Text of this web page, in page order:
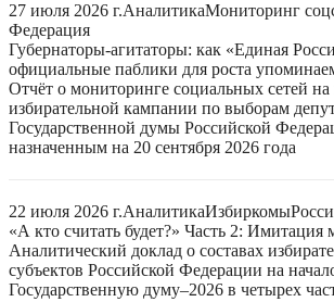
27 июля 2026 г.АналитикаМониторинг
Федерация
Губернаторы-агитаторы: как «Единая
официальные паблики для роста
Отчёт о мониторинге социальных сетей на
избирательной кампании по выборам
Государственной думы Российской
назначенным на 20 сентября 2026 года
22 июля 2026 г.АналитикаИзбиркомы
«А кто считать будет?» Часть 2: Имитация
Аналитический доклад о составах
субъектов Российской Федерации на
Государственную думу–2026 в четырех